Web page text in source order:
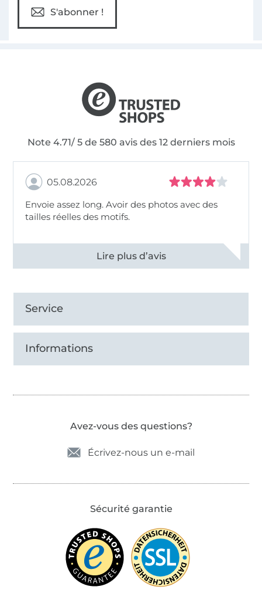
S'abonner !
Note 4.71/ 5 de 580 avis des 12 derniers mois
05.08.2026
Envoie assez long. Avoir des photos avec des
tailles réelles des motifs.
Voir tous les 11495 commentaires
Service
Informations
Avez-vous des questions?
Écrivez-nous un e-mail
Sécurité garantie